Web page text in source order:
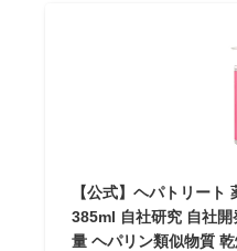
【公式】ヘパトリー
385ml 自社研究 自社
量 ヘパリン類似物質